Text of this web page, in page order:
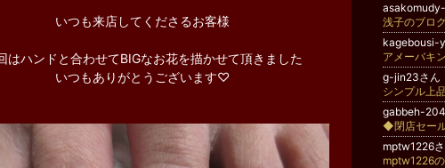
いつも来店してくださるお客様
はハンドと合わせてBIGなお花を描かせて頂きました
いつもありがとうございます♡
浅子のブロ
kagebousi-
アメーバキ
g-jin23さん
gabbeh-
mptw1226
mptw1226